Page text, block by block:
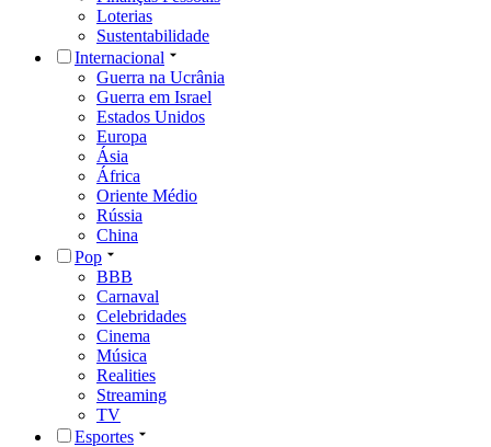
Loterias
Sustentabilidade
Internacional
Guerra na Ucrânia
Guerra em Israel
Estados Unidos
Europa
Ásia
África
Oriente Médio
Rússia
China
Pop
BBB
Carnaval
Celebridades
Cinema
Música
Realities
Streaming
TV
Esportes